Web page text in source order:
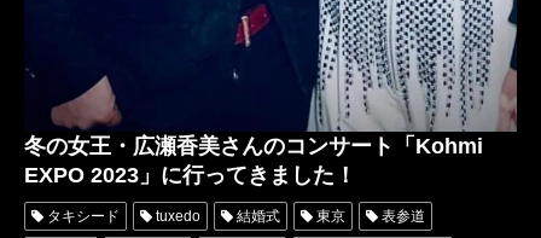
冬の女王・広瀬香美さんのコンサート「Kohmi
EXPO 2023」に行ってきました！
タキシード tuxedo 結婚式 東京 表参道